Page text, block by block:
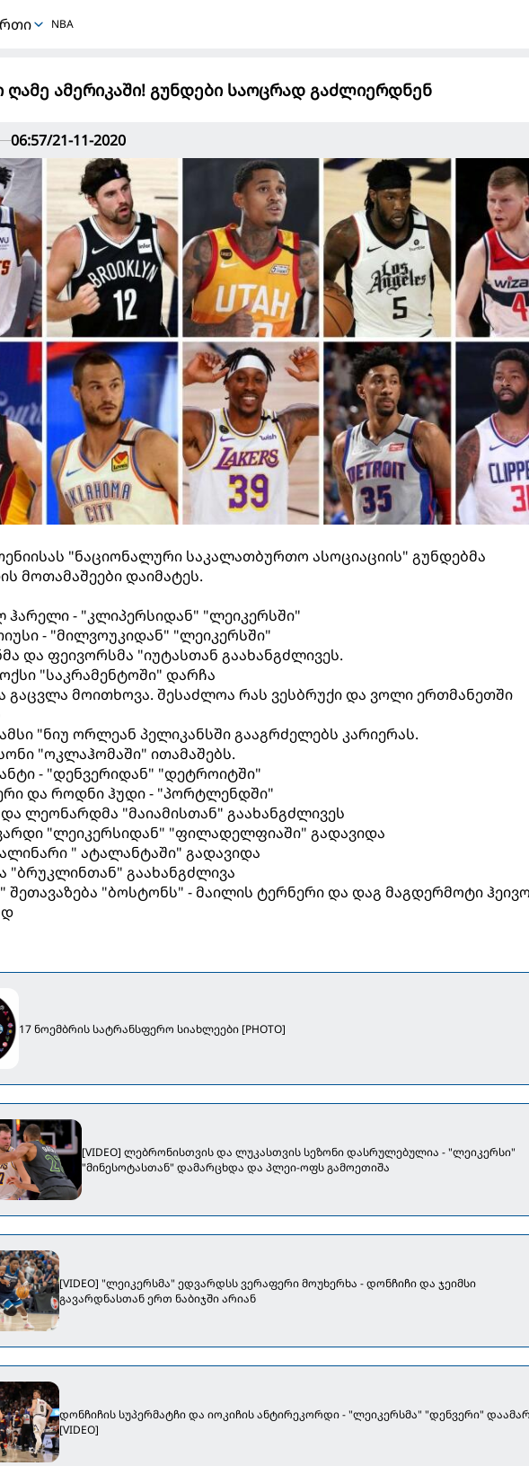
NBA
ღამე ამერიკაში! გუნდები საოცრად გაძლიერდნენ
06:57/21-11-2020
"ნაციონალური საკალათბურთო ასოციაციის" გუნდებმა
მოთამაშეები დაიმატეს.
- "კლიპერსიდან" "ლეიკერსში"
- "მილვოუკიდან" "ლეიკერსში"
და ფეივორსმა "იუტასთან გაახანგძლივეს.
"საკრამენტოში" დარჩა
გაცვლა მოითხოვა. შესაძლოა რას ვესბრუქი და ვოლი ერთმანეთში
"ნიუ ორლეან პელიკანსში გააგრძელებს კარიერას.
"ოკლაჰომაში" ითამაშებს.
- "დენვერიდან" "დეტროიტში"
და როდნი ჰუდი - "პორტლენდში"
ლეონარდმა "მაიამისთან" გაახანგძლივეს
"ლეიკერსიდან" "ფილადელფიაში" გადავიდა
" ატალანტაში" გადავიდა
"ბრუკლინთან" გაახანგძლივა
შეთავაზება "ბოსტონს" - მაილის ტერნერი და დაგ მაგდერმოტი
17 ნოემბრის სატრანსფერო სიახლეები [PHOTO]
[VIDEO] ლებრონისთვის და ლუკასთვის სეზონი დასრულებულია - "ლეიკერსი"
"მინესოტასთან" დამარცხდა და პლეი-ოფს გამოეთიშა
[VIDEO] "ლეიკერსმა" ედვარდსს ვერაფერი მოუხერხა - დონჩიჩი და ჯეიმსი
გავარდნასთან ერთ ნაბიჯში არიან
დონჩიჩის სუპერმატჩი და იოკიჩის ანტირეკორდი - "ლეიკერსმა" "დენვერი" დაამარცხა
[VIDEO]